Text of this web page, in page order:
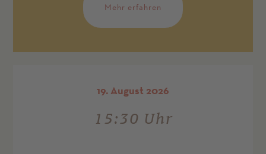
Mehr erfahren
19. August 2026
15:30 Uhr